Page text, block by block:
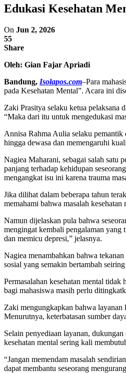
Edukasi Kesehatan
On Jun 2, 2026
55
Share
Oleh: Gian Fajar Apriadi
Bandung, Isolapos.com–Para
pada Kesehatan Mental”. Acara ini
Zaki Prasitya selaku ketua pelaksana
“Maka dari itu untuk mengedukasi
Annisa Rahma Aulia selaku pemantik
hingga dewasa dan memengaruhi
Nagiea Maharani, sebagai salah satu
panjang terhadap kehidupan
mengangkat isu ini karena trauma
Jika dilihat dalam beberapa tahun
memahami bahwa masalah
Namun dijelaskan pula bahwa
mengingat kembali pengalaman yang
dan memicu depresi,” jelasnya.
Nagiea menambahkan bahwa
sosial yang semakin bertambah
Permasalahan kesehatan mental
bagi mahasiswa masih perlu
Zaki mengungkapkan bahwa layanan
Menurutnya, keterbatasan sumber
Selain penyediaan layanan,
kesehatan mental sering kali
“Jangan memendam masalah
dapat membantu seseorang